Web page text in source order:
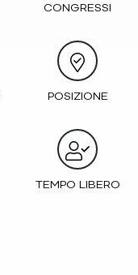
CONGRESSI
POSIZIONE
TEMPO LIBERO